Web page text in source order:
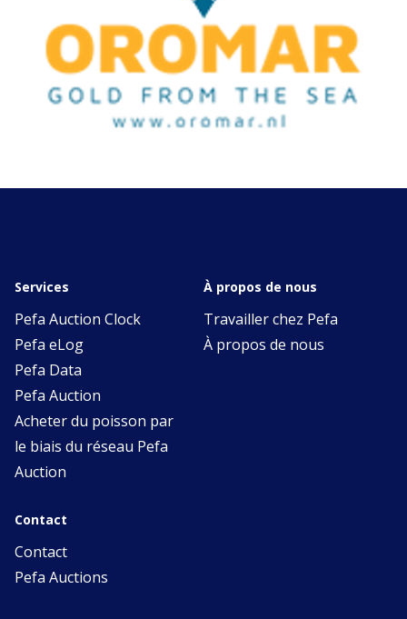
Services
Pefa Auction Clock
Pefa eLog
Pefa Data
Pefa Auction
Acheter du poisson par
le biais du réseau Pefa
Auction
À propos de nous
Travailler chez Pefa
À propos de nous
Contact
Contact
Pefa Auctions